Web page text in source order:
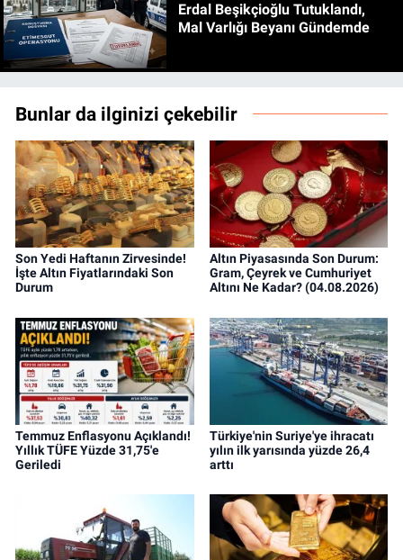
Erdal Beşikçioğlu Tutuklandı,
Mal Varlığı Beyanı Gündemde
Bunlar da ilginizi çekebilir
Son Yedi Haftanın Zirvesinde!
İşte Altın Fiyatlarındaki Son
Durum
Altın Piyasasında Son Durum:
Gram, Çeyrek ve Cumhuriyet
Altını Ne Kadar? (04.08.2026)
Temmuz Enflasyonu Açıklandı!
Yıllık TÜFE Yüzde 31,75'e
Geriledi
Türkiye'nin Suriye'ye ihracatı
yılın ilk yarısında yüzde 26,4
arttı